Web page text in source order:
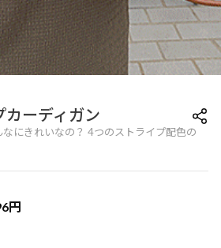
カーディガン
にきれいなの？ 4つのストライプ配色の
円